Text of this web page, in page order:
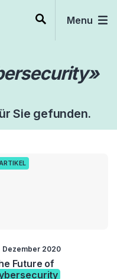
Menu
Sie gefunden.
Dezember 2020
Future of